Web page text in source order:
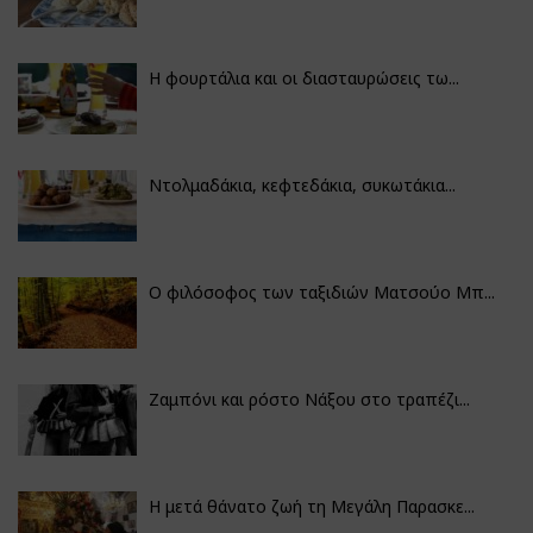
Η φουρτάλια και οι διασταυρώσεις τω...
Ντολμαδάκια, κεφτεδάκια, συκωτάκια...
Ο φιλόσοφος των ταξιδιών Ματσούο Μπ...
Ζαμπόνι και ρόστο Νάξου στο τραπέζι...
Η μετά θάνατο ζωή τη Μεγάλη Παρασκε...